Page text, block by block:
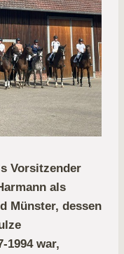
Vorsitzender
als
Münster, dessen
1994 war,